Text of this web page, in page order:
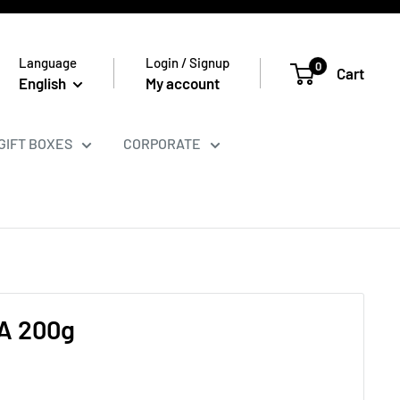
Language
English
Login / Signup
My account
0 Cart
BOXES CORPORATE
200g